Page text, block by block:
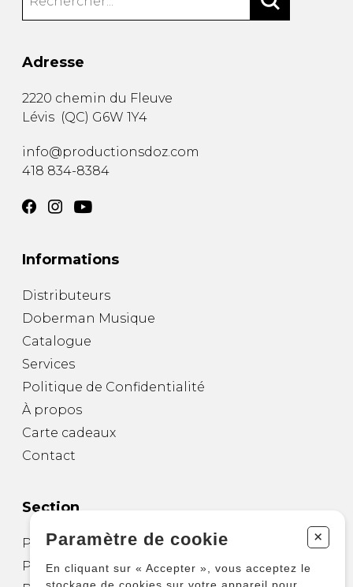
Adresse
2220 chemin du Fleuve
Lévis (QC) G6W 1Y4
info@productionsdoz.com
418 834-8384
Informations
Distributeurs
Doberman Musique
Catalogue
Services
Politique de Confidentialité
À propos
Carte cadeaux
Contact
Section
Partitions pour guitare
Partitions pour autres instruments
Paramètre de cookie +
En cliquant sur « Accepter », vous acceptez le